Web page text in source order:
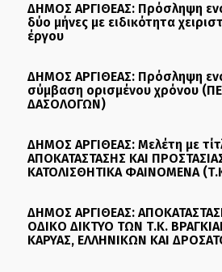
ΔΗΜΟΣ ΑΡΓΙΘΕΑΣ: Πρόσληψη
δύο μήνες με ειδικότητα
έργου
ΔΗΜΟΣ ΑΡΓΙΘΕΑΣ: Πρόσληψη
σύμβαση ορισμένου χρόνου
ΔΑΣΟΛΟΓΩΝ)
ΔΗΜΟΣ ΑΡΓΙΘΕΑΣ: Μελέτη με
ΑΠΟΚΑΤΑΣΤΑΣΗΣ ΚΑΙ
ΚΑΤΟΛΙΣΘΗΤΙΚΑ ΦΑΙΝΟΜΕΝΑ
ΔΗΜΟΣ ΑΡΓΙΘΕΑΣ:
ΟΔΙΚΟ ΔΙΚΤΥΟ ΤΩΝ Τ.Κ.
ΚΑΡΥΑΣ, ΕΛΛΗΝΙΚΩΝ ΚΑΙ